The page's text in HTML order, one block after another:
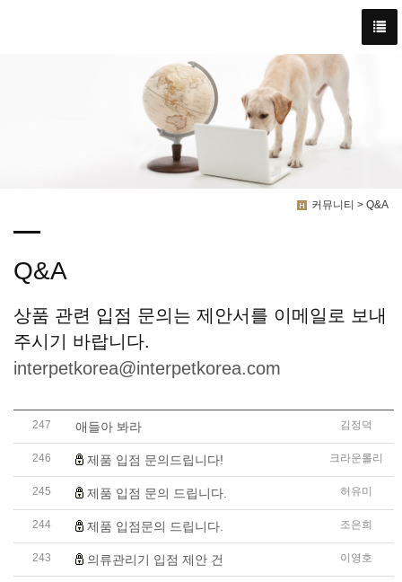
커뮤니티 > Q&A
Q&A
상품 관련 입점 문의는 제안서를 이메일로 보내
주시기 바랍니다.
interpetkorea@interpetkorea.com
247 애들아 봐라 김정덕
246 제품 입점 문의드립니다! 크라운롤리
245 제품 입점 문의 드립니다. 허유미
244 제품 입점문의 드립니다. 조은희
243 의류관리기 입점 제안 건 이영호